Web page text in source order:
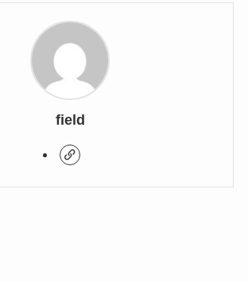
field